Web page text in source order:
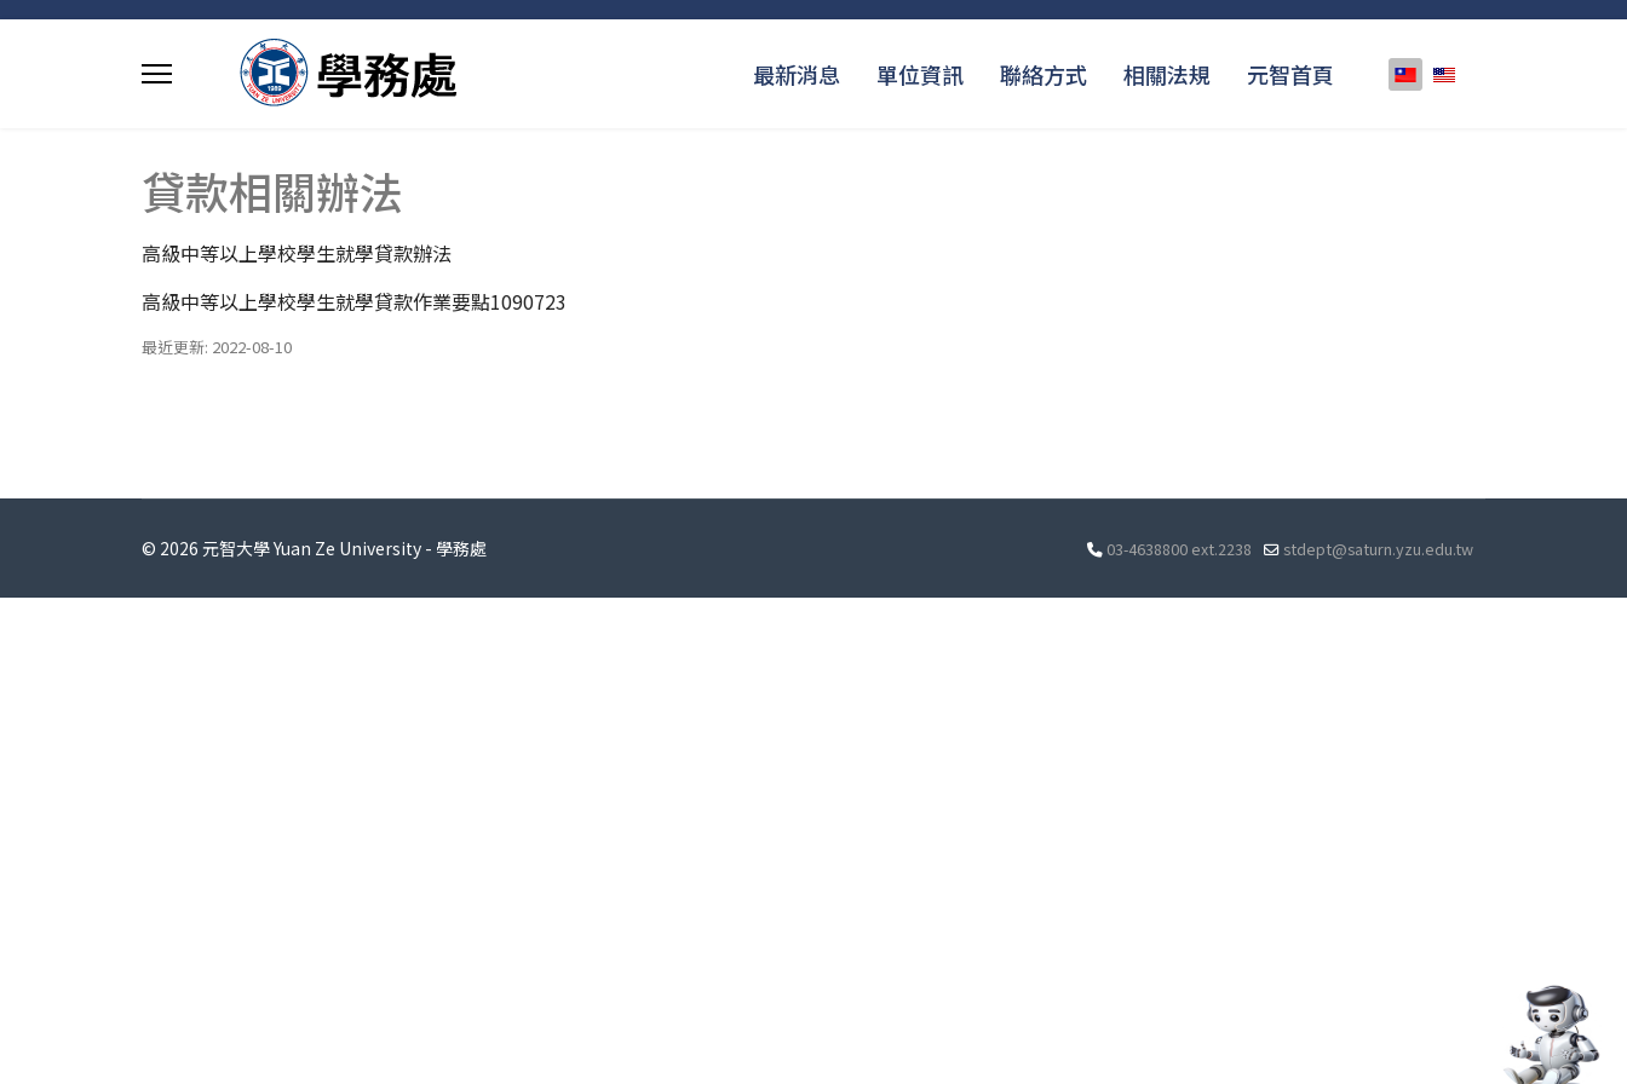
最新消息 單位資訊 聯絡方式 相關法規 元智首頁 選擇你的語言
貸款相關辦法
高級中等以上學校學生就學貸款辦法
高級中等以上學校學生就學貸款作業要點1090723
最近更新: 2022-08-10
© 2026 元智大學 Yuan Ze University - 學務處 03-4638800 ext.2238 stdept@saturn.yzu.edu.tw